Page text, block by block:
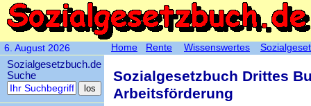
6. August 2026
Sozialgesetzbuch.de
Suche
Sozialgesetzbuch Drittes
Arbeitsförderung
Home Rente Wissenswertes